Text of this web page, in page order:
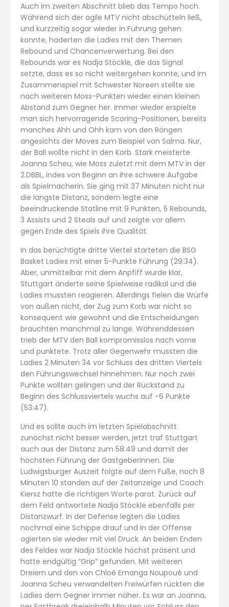
Auch im zweiten Abschnitt blieb das Tempo hoch.
Während sich der agile MTV nicht abschütteln ließ,
und kurzzeitig sogar wieder in Führung gehen
konnte, haderten die Ladies mit den Themen
Rebound und Chancenverwertung. Bei den
Rebounds war es Nadja Stöckle, die das Signal
setzte, dass es so nicht weitergehen konnte, und im
Zusammenspiel mit Schwester Noreen stellte sie
nach weiteren Moss-Punkten wieder einen kleinen
Abstand zum Gegner her. Immer wieder erspielte
man sich hervorragende Scoring-Positionen, bereits
manches Ahh und Ohh kam von den Rängen
angesichts der Moves zum Beispiel von Salma. Nur,
der Ball wollte nicht in den Korb. Stark meisterte
Joanna Scheu, wie Moss zuletzt mit dem MTV in der
2.DBBL, indes von Beginn an ihre schwere Aufgabe
als Spielmacherin. Sie ging mit 37 Minuten nicht nur
die längste Distanz, sondern legte eine
beeindruckende Statline mit 9 Punkten, 5 Rebounds,
3 Assists und 2 Steals auf und zeigte vor allem
gegen Ende des Spiels ihre Qualität.
In das berüchtigte dritte Viertel starteten die BSG
Basket Ladies mit einer 5-Punkte Führung (29:34).
Aber, unmittelbar mit dem Anpfiff wurde klar,
Stuttgart änderte seine Spielweise radikal und die
Ladies mussten reagieren. Allerdings fielen die Würfe
von außen nicht, der Zug zum Korb war nicht so
konsequent wie gewohnt und die Entscheidungen
brauchten manchmal zu lange. Währenddessen
trieb der MTV den Ball kompromisslos nach vorne
und punktete. Trotz aller Gegenwehr mussten die
Ladies 2 Minuten 34 vor Schluss des dritten Viertels
den Führungswechsel hinnehmen. Nur noch zwei
Punkte wollten gelingen und der Rückstand zu
Beginn des Schlussviertels wuchs auf -6 Punkte
(53:47).
Und es sollte auch im letzten Spielabschnitt
zunächst nicht besser werden, jetzt traf Stuttgart
auch aus der Distanz zum 58:49 und damit der
höchsten Führung der Gastgeberinnen. Die
Ludwigsburger Auszeit folgte auf dem Fuße, noch 8
Minuten 10 standen auf der Zeitanzeige und Coach
Kiersz hatte die richtigen Worte parat. Zurück auf
dem Feld antwortete Nadja Stöckle ebenfalls per
Distanzwurf. In der Defense legten die Ladies
nochmal eine Schippe drauf und in der Offense
agierten sie wieder mit viel Druck. An beiden Enden
des Feldes war Nadja Stöckle höchst präsent und
hatte endgültig “Grip” gefunden. Mit weiteren
Dreiern und den von Chloé Emanga Noupoué und
Joanna Scheu verwandelten Freiwürfen rückten die
Ladies dem Gegner immer näher. Es war an Joanna,